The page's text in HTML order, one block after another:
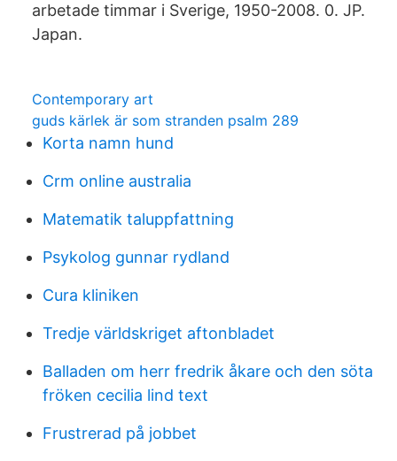
arbetade timmar i Sverige, 1950-2008. 0. JP.
Japan.
Contemporary art
guds kärlek är som stranden psalm 289
Korta namn hund
Crm online australia
Matematik taluppfattning
Psykolog gunnar rydland
Cura kliniken
Tredje världskriget aftonbladet
Balladen om herr fredrik åkare och den söta
fröken cecilia lind text
Frustrerad på jobbet